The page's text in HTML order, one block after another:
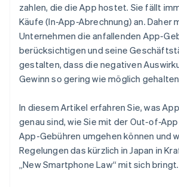
zahlen, die die App hostet. Sie fällt
Käufe (In-App-Abrechnung) an. Daher
Unternehmen die anfallenden App-
berücksichtigen und seine
gestalten, dass die negativen
Gewinn so gering wie möglich
In diesem Artikel erfahren Sie, was
genau sind, wie Sie mit der Out-of-
App-Gebühren umgehen können und
Regelungen das kürzlich in Japan in
„New Smartphone Law“ mit sich bringt.